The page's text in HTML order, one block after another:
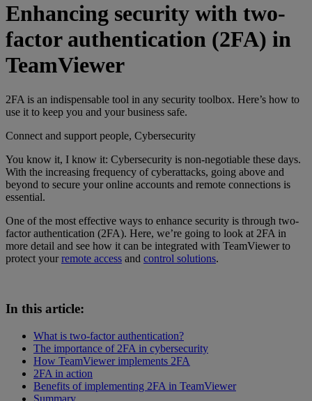
Enhancing security with two-
factor authentication (2FA) in
TeamViewer
2FA is an indispensable tool in any security toolbox. Here’s how to
use it to keep you and your business safe.
Connect and support people, Cybersecurity
You know it, I know it: Cybersecurity is non-negotiable these days.
With the increasing frequency of cyberattacks, going above and
beyond to secure your online accounts and remote connections is
essential.
One of the most effective ways to enhance security is through two-
factor authentication (2FA). Here, we’re going to look at 2FA in
more detail and see how it can be integrated with TeamViewer to
protect yourremote access and control solutions.
In this article:
What is two-factor authentication?
The importance of 2FA in cybersecurity
How TeamViewer implements 2FA
2FA in action
Benefits of implementing 2FA in TeamViewer
Summary